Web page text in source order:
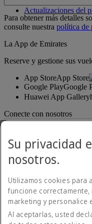
Actualizaciones del
Para obtener más detalles
consulte nuestra política de
La App de Emirates
Reserve y gestione sus
App StoreApp Store
Google PlayGoogle
Huawei App Gallery
Conecte con nosotros
Declaración de
Su privacidad
nosotros.
Utilizamos cookies para
funcione
marketing y personalice
Al aceptarlas, usted